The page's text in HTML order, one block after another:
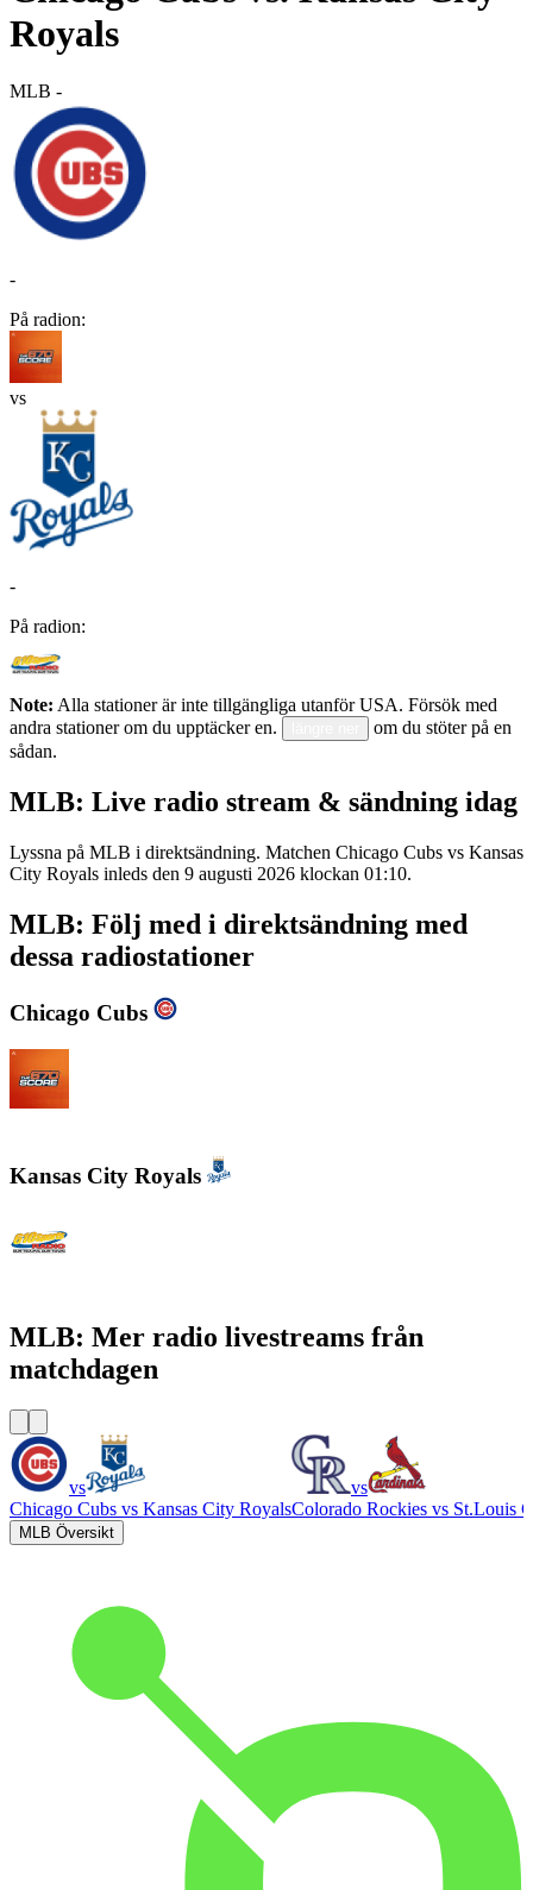
Royals
MLB -
-
På radion:
vs
-
På radion:
Note: Alla stationer är inte tillgängliga utanför USA. Försök med
andra stationer om du upptäcker en.
om du stöter på en
sådan.
MLB: Live radio stream & sändning idag
Lyssna på MLB i direktsändning. Matchen Chicago Cubs vs Kansas
City Royals inleds den 9 augusti 2026 klockan 01:10.
MLB: Följ med i direktsändning med
dessa radiostationer
Chicago Cubs
Kansas City Royals
MLB: Mer radio livestreams från
matchdagen
vs
Chicago Cubs vs Kansas City Royals
vs
Colorado Rockies vs St.Louis
MLB Översikt